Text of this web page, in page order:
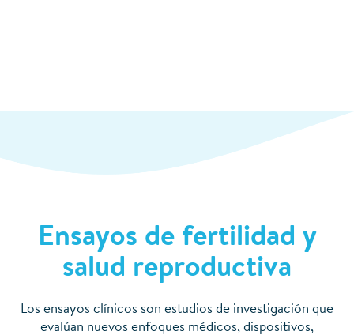
Ensayos de fertilidad y
salud reproductiva
Los ensayos clínicos son estudios de investigación que
evalúan nuevos enfoques médicos, dispositivos,